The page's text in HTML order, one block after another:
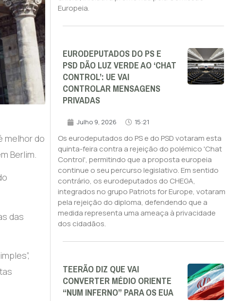
melhor do
Berlim.
das
Europeia.
EURODEPUTADOS DO PS E
PSD DÃO LUZ VERDE AO ‘CHAT
CONTROL’: UE VAI
CONTROLAR MENSAGENS
PRIVADAS
Julho 9, 2026 15:21
Os eurodeputados do PS e do PSD votaram esta
quinta-feira contra a rejeição do polémico 'Chat
Control', permitindo que a proposta europeia
continue o seu percurso legislativo. Em sentido
contrário, os eurodeputados do CHEGA,
integrados no grupo Patriots for Europe, votaram
pela rejeição do diploma, defendendo que a
medida representa uma ameaça à privacidade
dos cidadãos.
TEERÃO DIZ QUE VAI
CONVERTER MÉDIO ORIENTE
“NUM INFERNO” PARA OS EUA